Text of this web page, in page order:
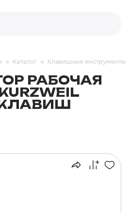
Каталог Клавишные инструменты
РАБОЧАЯ
КЛАВИШ